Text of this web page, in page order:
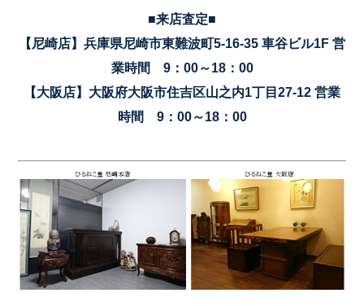
■来店査定■
【尼崎店】兵庫県尼崎市東難波町5-16-35 車谷ビル1F 営
業時間 9：00～18：00
【大阪店】大阪府大阪市住吉区山之内1丁目27-12 営業
時間 9：00～18：00